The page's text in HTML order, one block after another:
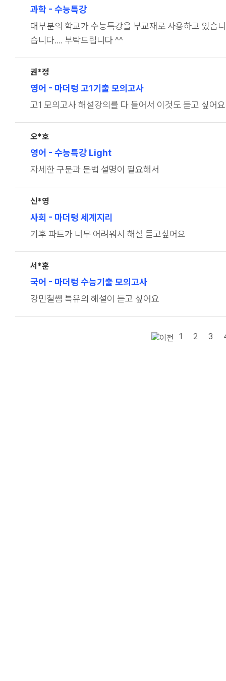
과학 - 수능특강
대부분의 학교가 수능특강을 부교재로 사용하고 있습
습니다.... 부탁드립니다 ^^
권*정
영어 - 마더텅 고1기출 모의고사
고1 모의고사 해설강의를 다 들어서 이것도 듣고 싶어
오*호
영어 - 수능특강 Light
자세한 구문과 문법 설명이 필요해서
신*영
사회 - 마더텅 세계지리
기후 파트가 너무 어려워서 해설 듣고싶어요
서*훈
국어 - 마더텅 수능기출 모의고사
강민철쌤 특유의 해설이 듣고 싶어요
1 2 3